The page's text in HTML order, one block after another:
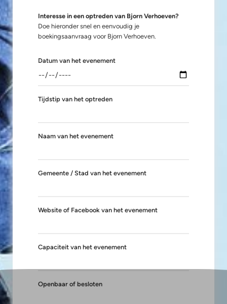
Interesse in een optreden van Bjorn Verhoeven?
Doe hieronder snel en eenvoudig je
boekingsaanvraag voor Bjorn Verhoeven.
Datum van het evenement
Tijdstip van het optreden
Naam van het evenement
Gemeente / Stad van het evenement
Website of Facebook van het evenement
Capaciteit van het evenement
Openbaar of besloten